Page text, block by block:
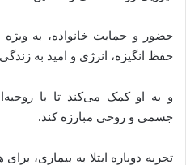
حضور و حمایت خانواده، به
حفظ انگیزه، انرژی و امید به
و به او کمک می‌کند تا با
جسمی و روحی مبارزه کند.
تجربه دوباره ابتلا به بیماری،